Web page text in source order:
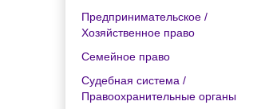
Предпринимательское /
Хозяйственное право
Семейное право
Судебная система /
Правоохранительные органы